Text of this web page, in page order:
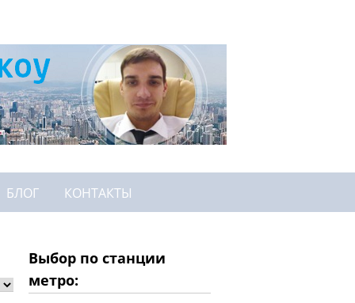
БЛОГ КОНТАКТЫ
Выбор по станции
метро: